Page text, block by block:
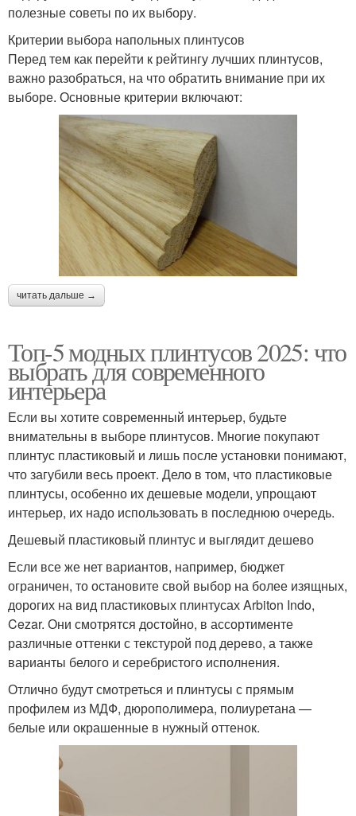
полезные советы по их выбору.
Критерии выбора напольных плинтусов
Перед тем как перейти к рейтингу лучших плинтусов,
важно разобраться, на что обратить внимание при их
выборе. Основные критерии включают:
читать дальше →
Топ-5 модных плинтусов 2025: что
выбрать для современного
интерьера
Если вы хотите современный интерьер, будьте
внимательны в выборе плинтусов. Многие покупают
плинтус пластиковый и лишь после установки понимают,
что загубили весь проект. Дело в том, что пластиковые
плинтусы, особенно их дешевые модели, упрощают
интерьер, их надо использовать в последнюю очередь.
Дешевый пластиковый плинтус и выглядит дешево
Если все же нет вариантов, например, бюджет
ограничен, то остановите свой выбор на более изящных,
дорогих на вид пластиковых плинтусах Arbiton Indo,
Cezar. Они смотрятся достойно, в ассортименте
различные оттенки с текстурой под дерево, а также
варианты белого и серебристого исполнения.
Отлично будут смотреться и плинтусы с прямым
профилем из МДФ, дюрополимера, полиуретана —
белые или окрашенные в нужный оттенок.